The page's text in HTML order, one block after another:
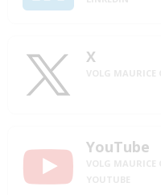
X
YouTube